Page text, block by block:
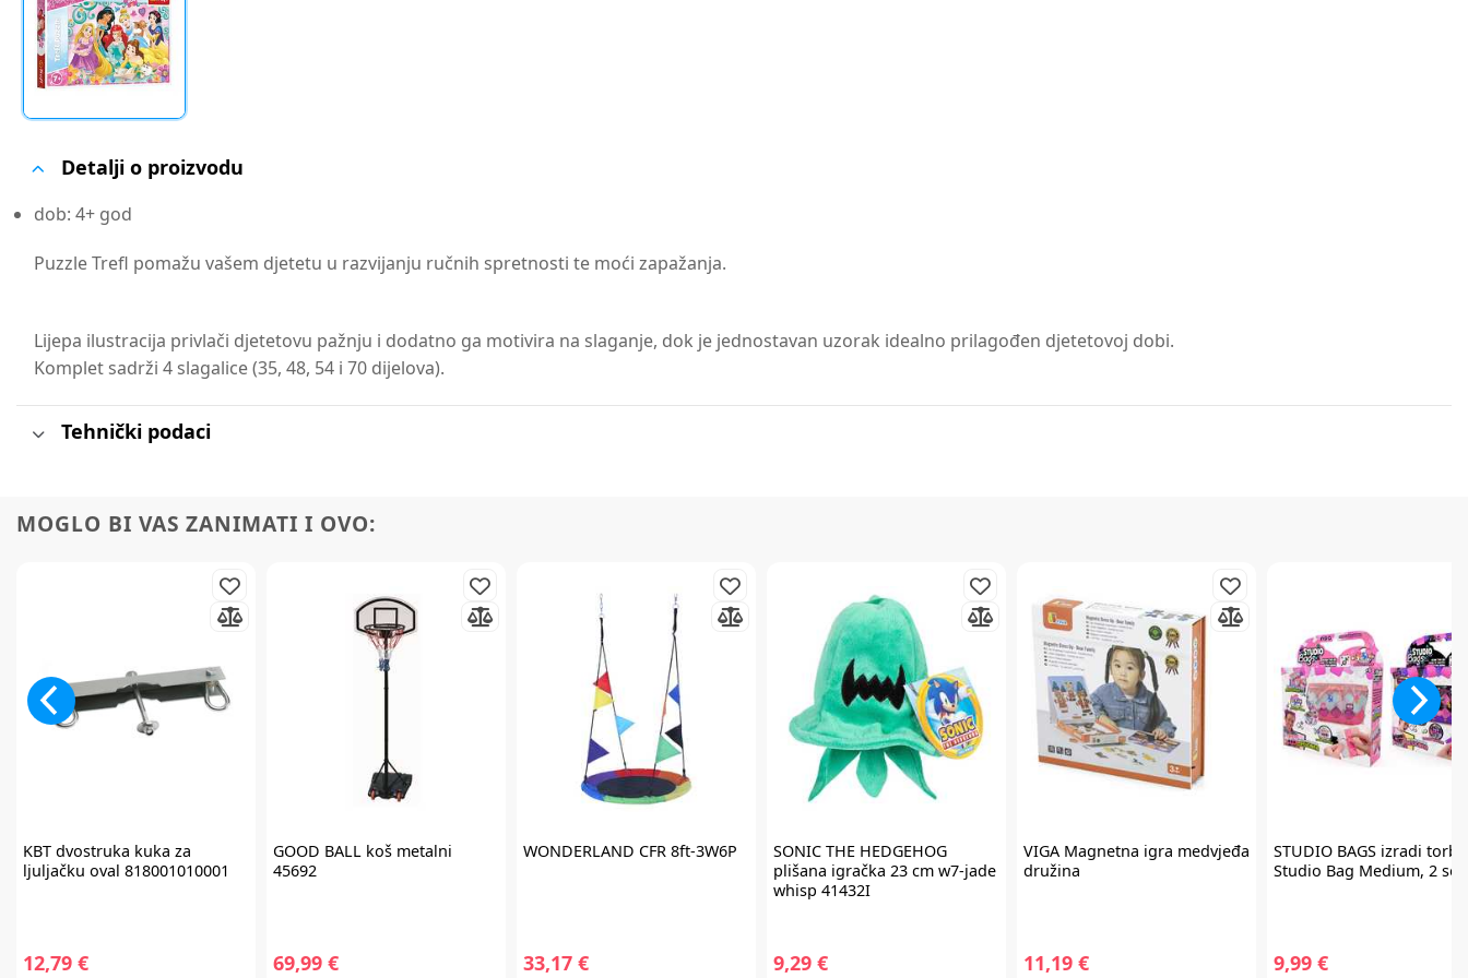
Detalji o proizvodu
dob: 4+ god
Puzzle Trefl pomažu vašem djetetu u razvijanju ručnih spretnosti te moći zapažanja.
Lijepa ilustracija privlači djetetovu pažnju i dodatno ga motivira na slaganje, dok je jednostavan uzorak idealno prilagođen djetetovoj dobi.
Komplet sadrži 4 slagalice (35, 48, 54 i 70 dijelova).
Tehnički podaci
MOGLO BI VAS ZANIMATI I OVO:
KBTdvostruka kuka za
ljuljačku oval 818001010001
12,79 €
GOOD BALL koš metalni
45692
69,99 €
WONDERLAND CFR 8ft-3W6P
33,17 €
SONIC THE HEDGEHOG
plišana igračka 23 cm w7-jade
whisp 41432I
9,29 €
VIGAMagnetna igra medvjeđa
družina
11,19 €
STUDIO BAGS izradi
Studio Bag Medium, 2
9,99 €
Prijavite se na
newsletter
i iskoristite
7% popusta
*Prijavom na newsletter pristajete da vam tvrtka AKIDS HR d.o.o. može